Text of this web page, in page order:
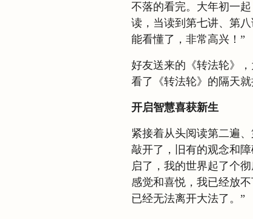
不落的看完。大年初一
读，当读到第七讲、第
能看懂了，非常高兴！”
好友送来的《转法轮》
看了《转法轮》的隔天
开启智慧喜获新生
紧接着从头阅读第二遍
敲开了，旧有的观念和
启了，我的世界起了个
感觉和喜悦，我已经放
已经无法离开大法了。”